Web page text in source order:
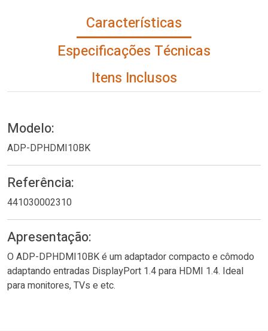
Características
Especificações Técnicas
Itens Inclusos
Modelo:
ADP-DPHDMI10BK
Referência:
441030002310
Apresentação:
O ADP-DPHDMI10BK é um adaptador compacto e cômodo
adaptando entradas DisplayPort 1.4 para HDMI 1.4. Ideal
para monitores, TVs e etc.